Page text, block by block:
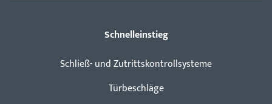
Schnelleinstieg
Schließ- und Zutrittskontrollsysteme
Türbeschläge